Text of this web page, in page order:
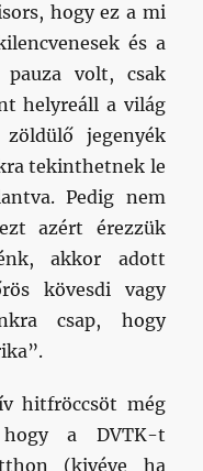
hogy ez a mi
és a
volt, csak
helyreáll a világ
jegenyék
tekinthetnek le
Pedig nem
azért érezzük
akkor adott
kövesdi vagy
csap, hogy
hitfröccsöt még
hogy a DVTK-t
(kivéve ha